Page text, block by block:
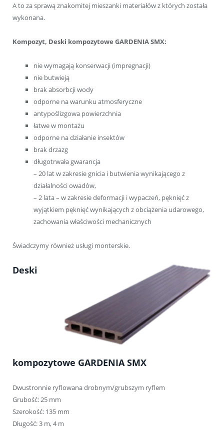
A to za sprawą znakomitej mieszanki materiałów z których została
wykonana.
Kompozyt, Deski kompozytowe GARDENIA SMX:
nie wymagają konserwacji (impregnacji)
nie butwieją
brak absorbcji wody
odporne na warunku atmosferyczne
antypoślizgowa powierzchnia
łatwe w montażu
odporne na działanie insektów
brak drzazg
długotrwała gwarancja
– 20 lat w zakresie gnicia i butwienia wynikającego z
działalności owadów,
– 2 lata – w zakresie deformacji i wypaczeń, pęknięć z
wyjątkiem pęknięć wynikających z obciążenia udarowego,
zachowania właściwości mechanicznych
Świadczymy również usługi monterskie.
Deski
kompozytowe GARDENIA SMX
Dwustronnie ryflowana drobnym/grubszym ryflem
Grubość: 25 mm
Szerokość: 135 mm
Długość: 3 m, 4 m